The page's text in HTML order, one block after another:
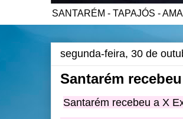
SANTARÉM - TAPAJÓS -
segunda-feira, 30 de
Santarém
Santarém recebeu a X